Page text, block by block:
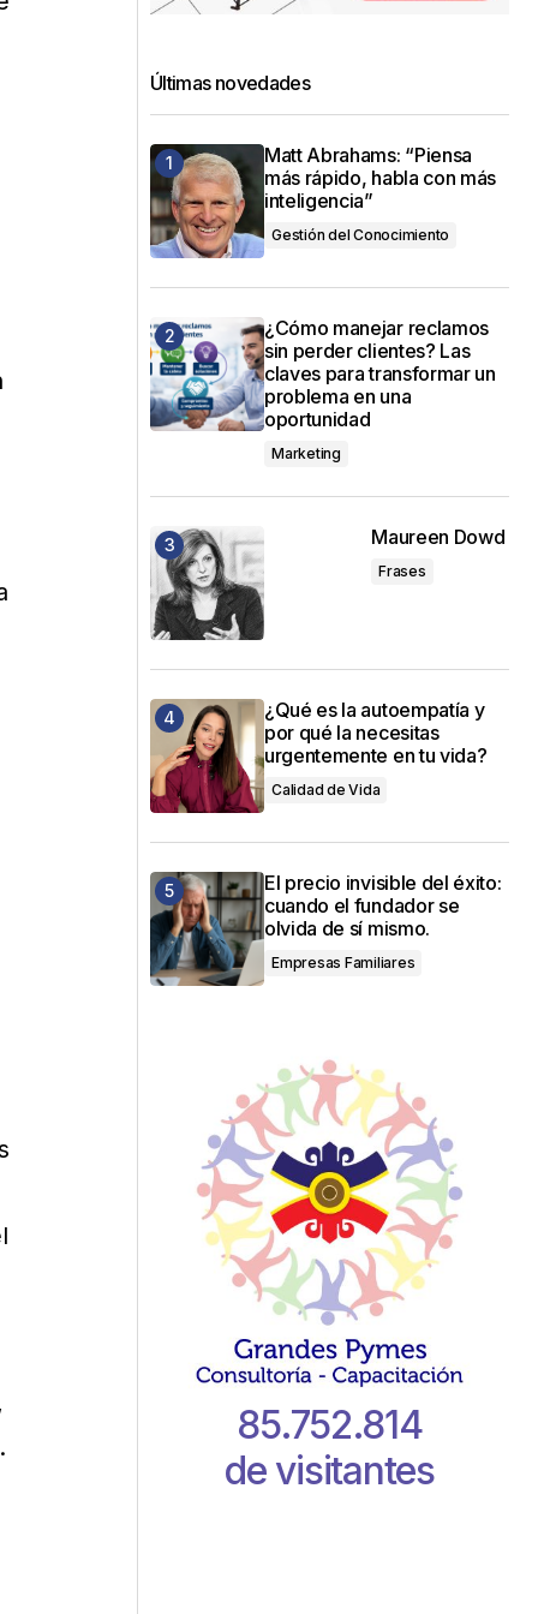
Últimas novedades
Matt Abrahams: “Piensa
más rápido, habla con más
inteligencia”
Gestión del Conocimiento
¿Cómo manejar reclamos
sin perder clientes? Las
claves para transformar un
problema en una
oportunidad
Marketing
Maureen Dowd
Frases
¿Qué es la autoempatía y
por qué la necesitas
urgentemente en tu vida?
Calidad de Vida
El precio invisible del éxito:
cuando el fundador se
olvida de sí mismo.
Empresas Familiares
85.752.814
de visitantes